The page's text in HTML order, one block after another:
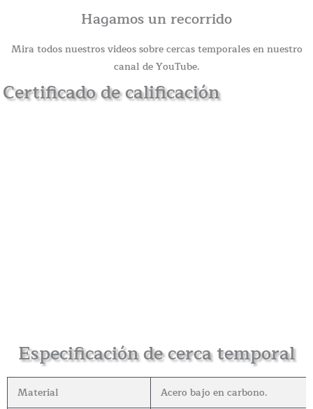
Hagamos un recorrido
Mira todos nuestros videos sobre cercas temporales en nuestro
canal de YouTube.
Certificado de calificación
Especificación de cerca temporal
Material
Acero bajo en carbono.